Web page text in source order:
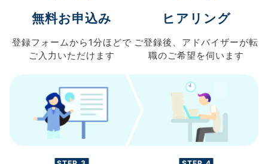
無料お申込み
登録フォームから 1分ほどで
ご入力 いただけます
ヒアリング
ご登録後、 アドバイザーが転
職のご希望を伺います